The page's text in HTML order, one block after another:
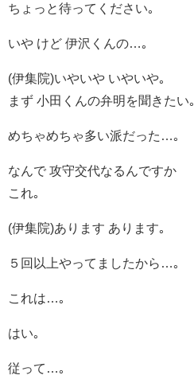
ちょっと待ってください｡
いや けど 伊沢くんの…｡
(伊集院)いやいや いやいや｡
まず 小田くんの弁明を聞きたい｡
めちゃめちゃ多い派だった…｡
なんで 攻守交代なるんですか
これ｡
(伊集院)あります あります｡
５回以上やってましたから…｡
これは…｡
はい｡
従って…｡